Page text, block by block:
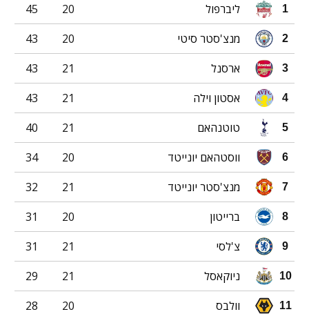
1 ליברפול 20
45
2 מנצ'סטר סיטי 20
43
3 ארסנל 21
43
4 אסטון וילה 21
43
5 טוטנהאם 21
40
6 ווסטהאם יונייטד 20
34
7 מנצ'סטר יונייטד 21
32
8 ברייטון 20
31
9 צ'לסי 21
31
10 ניוקאסל 21
29
11 וולבס 20
28